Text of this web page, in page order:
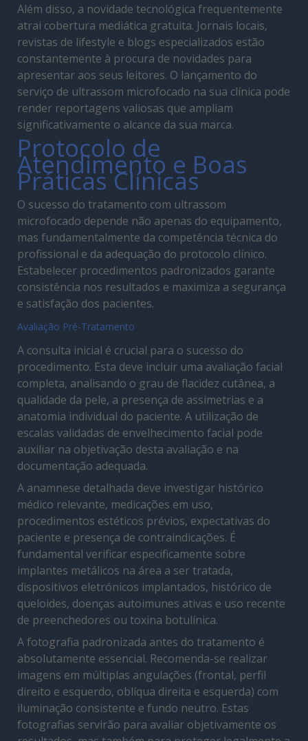
Além disso, a novidade tecnológica frequentemente
atrai cobertura mediática gratuita. Jornais locais,
revistas de lifestyle e blogs especializados estão
constantemente à procura de novidades para
apresentar aos seus leitores. O lançamento do
serviço de ultrassom microfocado na sua clínica pode
render reportagens valiosas que ampliam
significativamente o alcance da sua marca.
Protocolo de
Atendimento e Boas
Práticas Clínicas
O sucesso do tratamento com ultrassom
microfocado depende não apenas do equipamento,
mas fundamentalmente da competência técnica do
profissional e da adequação do protocolo clínico.
Estabelecer procedimentos padronizados garante
consistência nos resultados e maximiza a segurança
e satisfação dos pacientes.
Avaliação Pré-Tratamento
A consulta inicial é crucial para o sucesso do
procedimento. Esta deve incluir uma avaliação facial
completa, analisando o grau de flacidez cutânea, a
qualidade da pele, a presença de assimetrias e a
anatomia individual do paciente. A utilização de
escalas validadas de envelhecimento facial pode
auxiliar na objetivação desta avaliação e na
documentação adequada.
A anamnese detalhada deve investigar histórico
médico relevante, medicações em uso,
procedimentos estéticos prévios, expectativas do
paciente e presença de contraindicações. É
fundamental verificar especificamente sobre
implantes metálicos na área a ser tratada,
dispositivos eletrónicos implantados, histórico de
queloides, doenças autoimunes ativas e uso recente
de preenchedores ou toxina botulínica.
A fotografia padronizada antes do tratamento é
absolutamente essencial. Recomenda-se realizar
imagens em múltiplas angulações (frontal, perfil
direito e esquerdo, oblíqua direita e esquerda) com
iluminação consistente e fundo neutro. Estas
fotografias servirão para avaliar objetivamente os